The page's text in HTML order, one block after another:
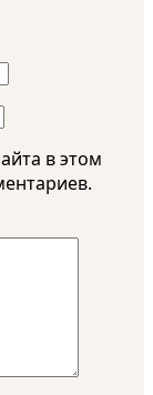
в этом